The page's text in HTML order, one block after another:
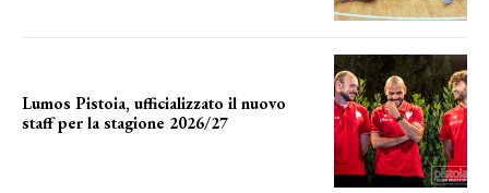
Lumos Pistoia, ufficializzato il nuovo
staff per la stagione 2026/27